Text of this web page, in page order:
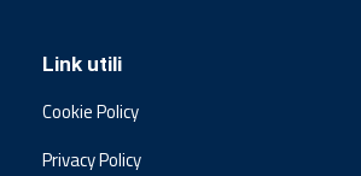
Link utili
Cookie Policy
Privacy Policy